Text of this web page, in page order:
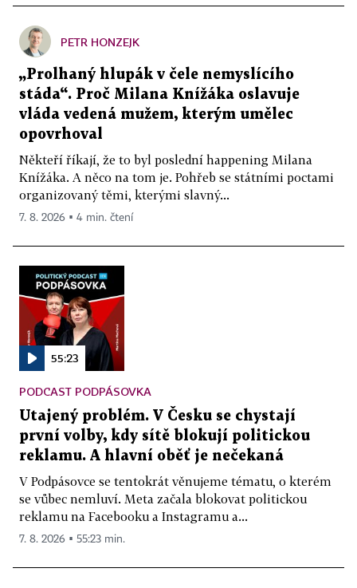
PETR HONZEJK
„Prolhaný hlupák v čele nemyslícího
stáda“. Proč Milana Knížáka oslavuje
vláda vedená mužem, kterým umělec
opovrhoval
Někteří říkají, že to byl poslední happening Milana
Knížáka. A něco na tom je. Pohřeb se státními poctami
organizovaný těmi, kterými slavný...
7. 8. 2026 ▪ 4 min. čtení
55:23
PODCAST PODPÁSOVKA
Utajený problém. V Česku se chystají
první volby, kdy sítě blokují politickou
reklamu. A hlavní oběť je nečekaná
V Podpásovce se tentokrát věnujeme tématu, o kterém
se vůbec nemluví. Meta začala blokovat politickou
reklamu na Facebooku a Instagramu a...
7. 8. 2026 ▪ 55:23 min.